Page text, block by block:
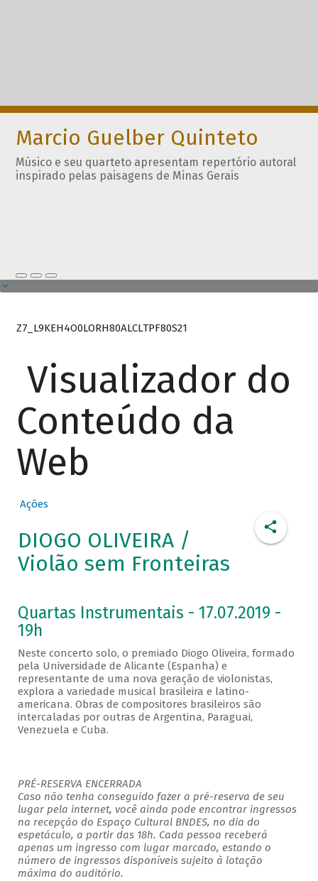
Marcio Guelber Quinteto
Músico e seu quarteto apresentam repertório autoral
inspirado pelas paisagens de Minas Gerais
Z7_L9KEH4O0LORH80ALCLTPF80S21
Visualizador do
Conteúdo da
Web
Ações
DIOGO OLIVEIRA /
Violão sem Fronteiras
Quartas Instrumentais - 17.07.2019 -
19h
Neste concerto solo, o premiado Diogo Oliveira, formado
pela Universidade de Alicante (Espanha) e
representante de uma nova geração de violonistas,
explora a variedade musical brasileira e latino-
americana. Obras de compositores brasileiros são
intercaladas por outras de Argentina, Paraguai,
Venezuela e Cuba.
PRÉ-RESERVA ENCERRADA
Caso não tenha conseguido fazer a pré-reserva de seu
lugar pela internet, você ainda pode encontrar ingressos
na recepção do Espaço Cultural BNDES, no dia do
espetáculo, a partir das 18h. Cada pessoa receberá
apenas um ingresso com lugar marcado, estando o
número de ingressos disponíveis sujeito à lotação
máxima do auditório.